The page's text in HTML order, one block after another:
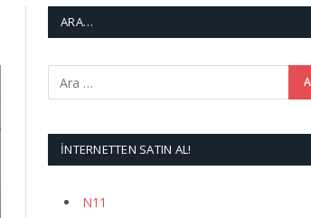
ARA…
İNTERNETTEN SATIN AL!
N11